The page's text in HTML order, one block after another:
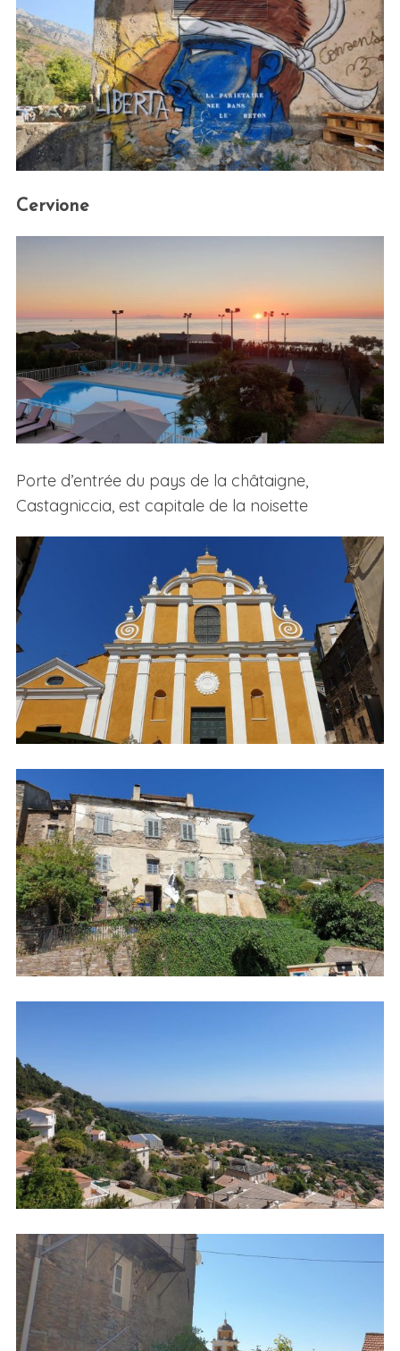
Cervione
Porte d’entrée du pays de la châtaigne,
Castagniccia, est capitale de la noisette